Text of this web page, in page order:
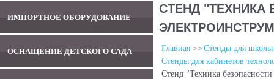
ИМПОРТНОЕ ОБОРУДОВАНИЕ
ОСНАЩЕНИЕ ДЕТСКОГО САДА
СТЕНД "ТЕХНИКА
Главная
Стенды для
Стенды для кабинетов
Стенд "Техника